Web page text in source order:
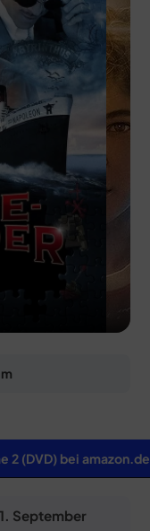
2 (DVD) bei amazon.de
1. September